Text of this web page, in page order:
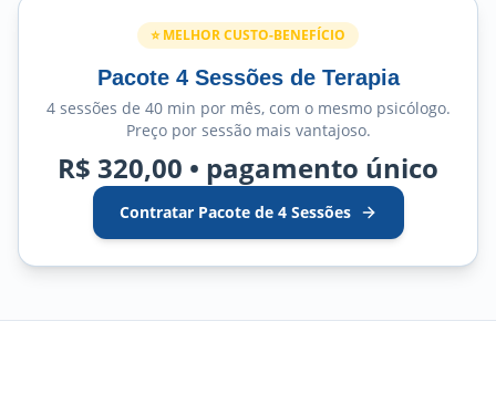
⭐ MELHOR CUSTO-BENEFÍCIO
Pacote 4 Sessões de Terapia
4 sessões de 40 min por mês, com o mesmo psicólogo.
Preço por sessão mais vantajoso.
R$ 320,00 • pagamento único
Contratar Pacote de 4 Sessões